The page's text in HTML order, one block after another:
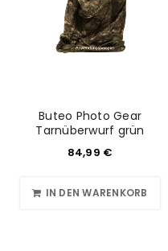
Buteo Photo Gear
Tarnüberwurf grün
84,99 €
IN DEN WARENKORB